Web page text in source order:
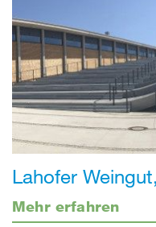
Lahofer
Mehr erfahren